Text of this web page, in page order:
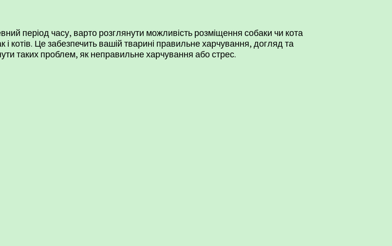
період часу, варто розглянути можливість розміщення собаки чи кота
котів. Це забезпечить вашій тварині правильне харчування, догляд та
таких проблем, як неправильне харчування або стрес.